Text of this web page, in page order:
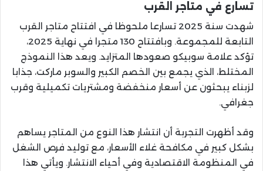
تسارع في متاجر القرب
شهدت سنة 2025 تسارعا ملحوظا في افتتاح متاجر القرب
التابعة للمجموعة. وبافتتاح 130 متجرا في نهاية 2025،
تؤكد علامة سوبيكو صعودها المتزايد. ويعد هذا النموذج
المختلط، الذي يجمع بين الخصم الكبير والسوبر ماركت، جذابا
لزبناء يبحثون عن أسعار منخفضة ومشتريات تكميلية وقرب
جغرافي.
وقد أظهرت التجربة أن انتشار هذا النوع من المتاجر يساهم
بشكل كبير في مكافحة غلاء الأسعار، مع توليد فرص الشغل
في المنظومة الاقتصادية وفي أحياء الانتشار. ويأتي هذا